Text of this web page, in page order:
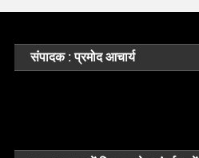
संपादक : प्रमोद आचार्य